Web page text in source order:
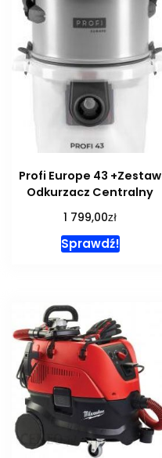
Profi Europe 43 +Zestaw
Odkurzacz Centralny
1 799,00zł
Sprawdź!